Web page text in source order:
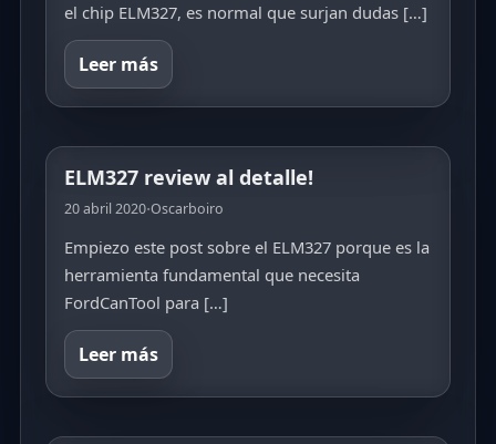
el chip ELM327, es normal que surjan dudas […]
Leer más
ELM327 review al detalle!
20 abril 2020·Oscarboiro
Empiezo este post sobre el ELM327 porque es la
herramienta fundamental que necesita
FordCanTool para […]
Leer más